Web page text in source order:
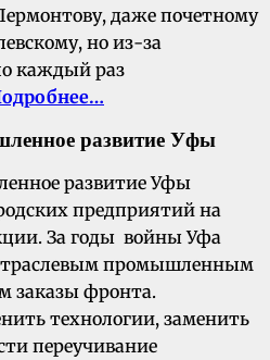
даже почетному
но из-за
каждый раз
развитие Уфы
развитие Уфы
предприятий на
За годы войны Уфа
промышленным
заказы фронта.
технологии, заменить
переучивание